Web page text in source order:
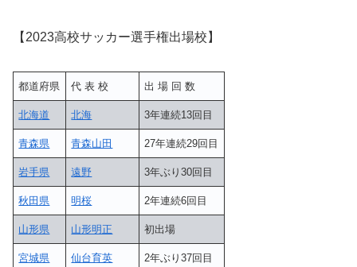
【2023高校サッカー選手権出場校】
都道府県 代 表 校 出 場 回 数
北海道 北海 3年連続13回目
青森県 青森山田 27年連続29回目
岩手県 遠野 3年ぶり30回目
秋田県 明桜 2年連続6回目
山形県 山形明正 初出場
宮城県 仙台育英 2年ぶり37回目